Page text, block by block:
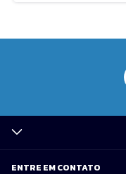
ENTRE EM CONTATO